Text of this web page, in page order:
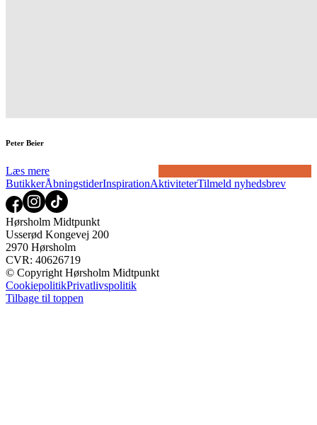
Peter Beier
Læs mere
ButikkerÅbningstiderInspirationAktiviteterTilmeld nyhedsbrev
Hørsholm Midtpunkt
Usserød Kongevej 200
2970 Hørsholm
CVR: 40626719
© Copyright Hørsholm Midtpunkt
CookiepolitikPrivatlivspolitik
Tilbage til toppen